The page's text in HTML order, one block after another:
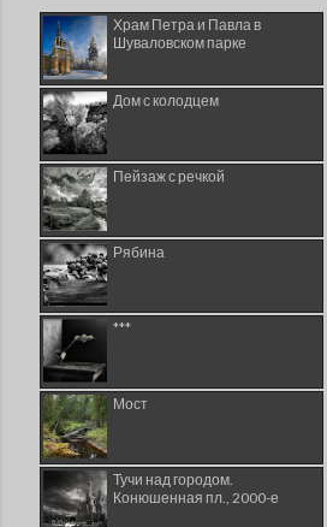
Храм Петра и Павла в
Шуваловском парке
Дом с колодцем
Пейзаж с речкой
Рябина
***
Мост
Тучи над городом.
Конюшенная пл., 2000-е